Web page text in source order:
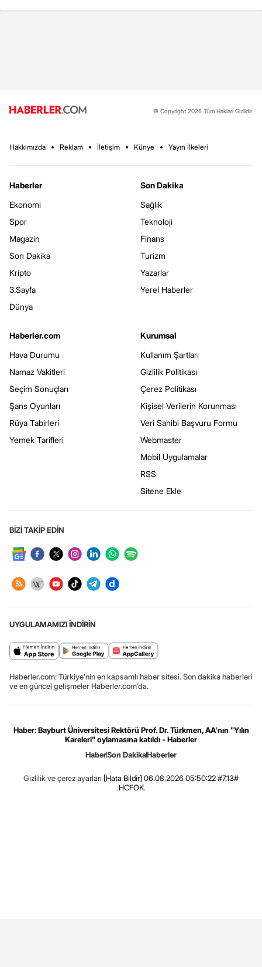
© Copyright 2026 Tüm Hakları Gizlidir.
Hakkımızda Reklam İletişim Künye Yayın İlkeleri
Haberler
Ekonomi
Spor
Magazin
Son Dakika
Kripto
3.Sayfa
Dünya
Son Dakika
Sağlık
Teknoloji
Finans
Turizm
Yazarlar
Yerel Haberler
Haberler.com
Hava Durumu
Namaz Vakitleri
Seçim Sonuçları
Şans Oyunları
Rüya Tabirleri
Yemek Tarifleri
Kurumsal
Kullanım Şartları
Gizlilik Politikası
Çerez Politikası
Kişisel Verilerin Korunması
Veri Sahibi Başvuru Formu
Webmaster
Mobil Uygulamalar
RSS
Sitene Ekle
BİZİ TAKİP EDİN
UYGULAMAMIZI İNDİRİN
Haberler.com: Türkiye’nin en kapsamlı haber sitesi. Son dakika haberleri
ve en güncel gelişmeler Haberler.com’da.
Haber: Bayburt Üniversitesi Rektörü Prof. Dr. Türkmen, AA'nın "Yılın
Kareleri" oylamasına katıldı - Haberler
HaberSon DakikaHaberler
Gizlilik ve çerez ayarları [Hata Bildir] 06.08.2026 05:50:22 #7.13#
.HCFOK.